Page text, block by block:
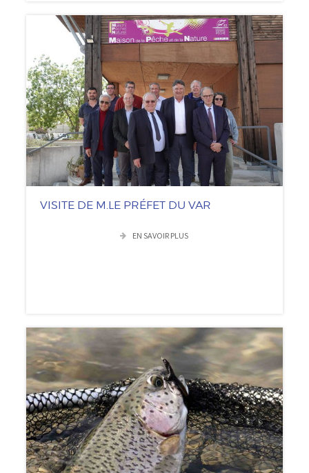
VISITE DE M.LE PRÉFET DU VAR
EN SAVOIR PLUS